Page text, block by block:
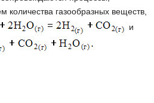
количества газообразных веществ,
и